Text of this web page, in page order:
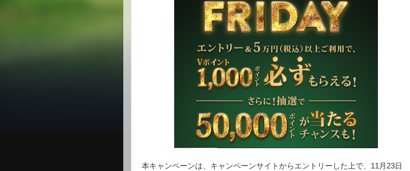
本キャンペーンは、キャンペーンサイトからエントリーした上で、11月23日